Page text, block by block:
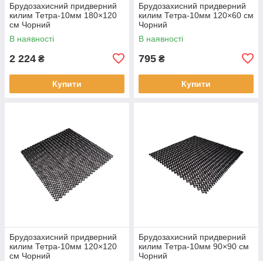
Брудозахисний придверний
килим Тетра-10мм 180×120
см Чорний
В наявності
2 224 ₴
Купити
Брудозахисний придверний
килим Тетра-10мм 120×60 см
Чорний
В наявності
795 ₴
Купити
Брудозахисний придверний
килим Тетра-10мм 120×120
см Чорний
Брудозахисний придверний
килим Тетра-10мм 90×90 см
Чорний